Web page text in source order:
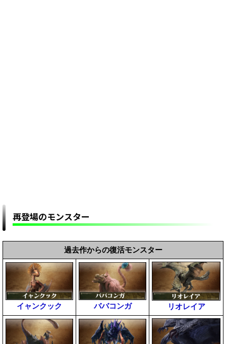
再登場のモンスター
過去作からの復活モンスター
イャンクック ババコンガ リオレイア